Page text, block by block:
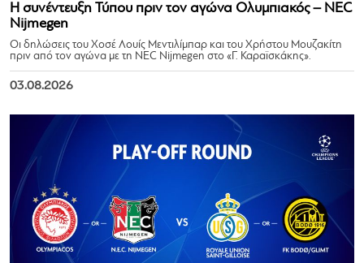
Η συνέντευξη Τύπου πριν τον αγώνα Ολυμπιακός – NEC
Nijmegen
Οι δηλώσεις του Χοσέ Λουίς Μεντιλίμπαρ και του Χρήστου Μουζακίτη
πριν από τον αγώνα με τη NEC Nijmegen στο «Γ. Καραϊσκάκης».
03.08.2026